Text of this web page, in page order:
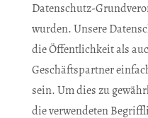
Datenschutz-
wurden. Unsere
die Öffentlichkeit als
Geschäftspartner
sein. Um dies zu
die verwendeten